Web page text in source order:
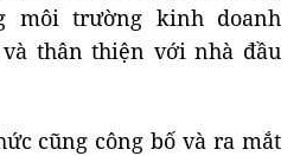
môi trường kinh doanh
thân thiện với nhà đầu
cũng công bố và ra mắt